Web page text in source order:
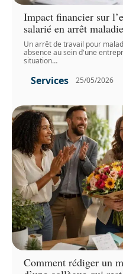
Impact financier sur
salarié en arrêt maladie
Un arrêt de travail pour
absence au sein d'une
situation…
Services 25/05/2026
Comment rédiger un